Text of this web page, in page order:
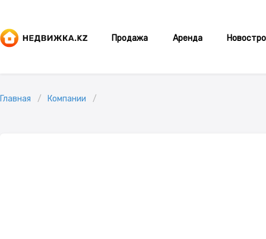
Продажа Аренда
Главная Компании